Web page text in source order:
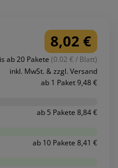
8,02 €
ab 20 Pakete (0.02 € / Blatt)
inkl. MwSt. & zzgl. Versand
ab 1 Paket 9,48 €
ab 5 Pakete 8,84 €
ab 10 Pakete 8,41 €